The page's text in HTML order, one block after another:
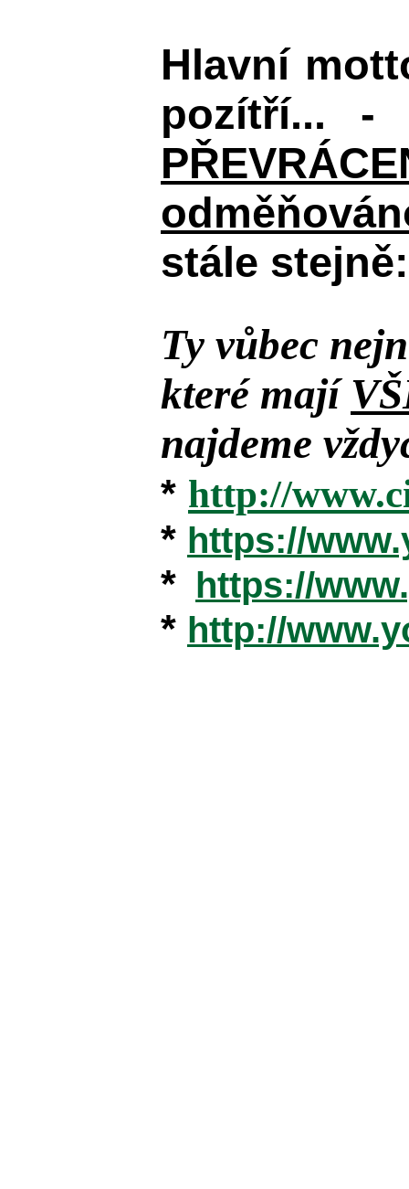
Hlavní
pozítří...
stále stejně:
Ty vůbec
které mají
najdeme
* http://
* https://
* https://
* http://